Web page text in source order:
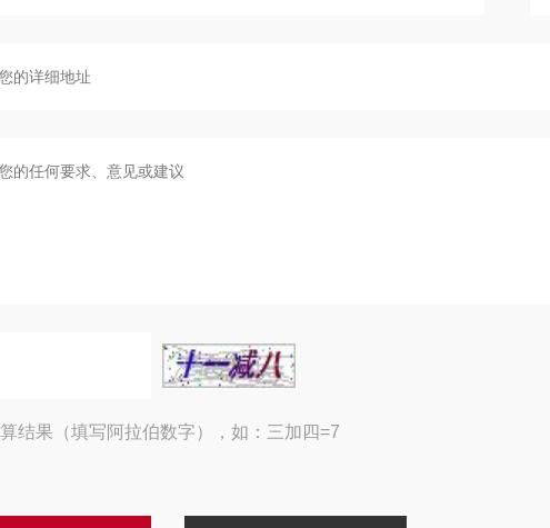
结果（填写阿拉伯数字），如：三加四=7